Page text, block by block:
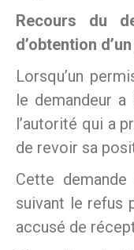
Recours du
d’obtention
Lorsqu’un
le demandeur
l’autorité qui a
de revoir sa
Cette
suivant le refus
accusé de